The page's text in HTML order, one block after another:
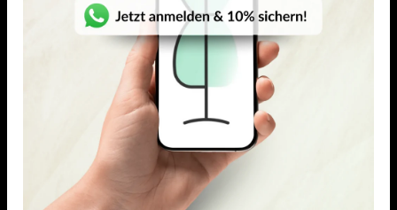
WEICHER FEINSTRICKJERSEY